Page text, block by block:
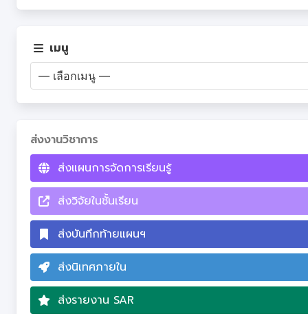
เมนู
ส่งงานวิชาการ
ส่งแผนการจัดการเรียนรู้
ส่งวิจัยในชั้นเรียน
ส่งบันทึกท้ายแผนฯ
ส่งนิเทศภายใน
ส่งรายงาน SAR